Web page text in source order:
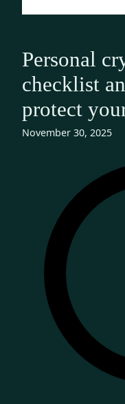
Personal
checklist
protect
November 30, 2025